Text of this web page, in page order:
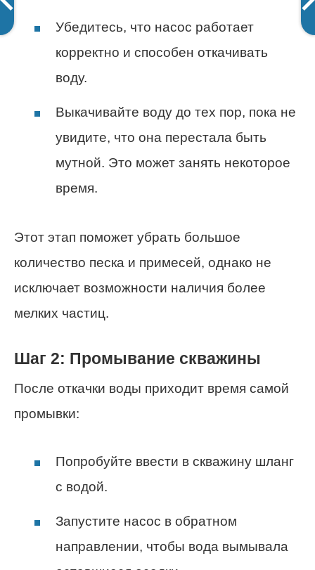
Убедитесь, что насос работает
корректно и способен откачивать
воду.
Выкачивайте воду до тех пор, пока не
увидите, что она перестала быть
мутной. Это может занять некоторое
время.
Этот этап поможет убрать большое
количество песка и примесей, однако не
исключает возможности наличия более
мелких частиц.
Шаг 2: Промывание скважины
После откачки воды приходит время самой
промывки:
Попробуйте ввести в скважину шланг
с водой.
Запустите насос в обратном
направлении, чтобы вода вымывала